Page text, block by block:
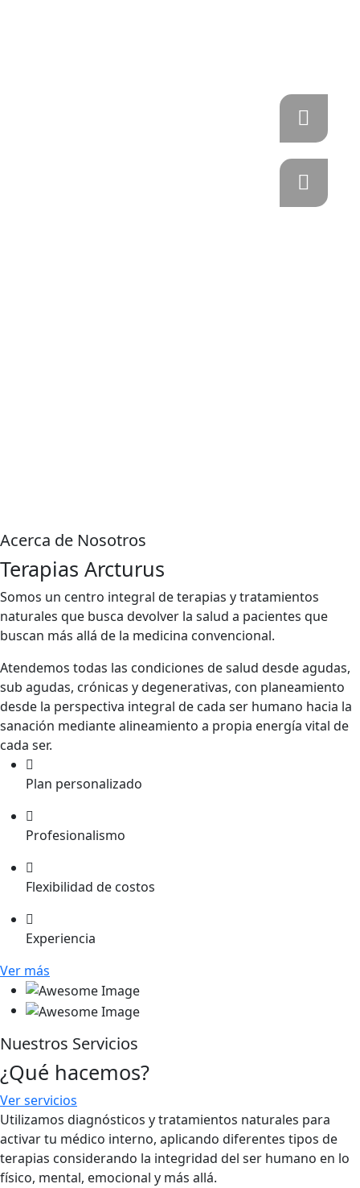
Acerca de Nosotros
Terapias Arcturus
Somos un centro integral de terapias y tratamientos
naturales que busca devolver la salud a pacientes que
buscan más allá de la medicina convencional.
Atendemos todas las condiciones de salud desde agudas,
sub agudas, crónicas y degenerativas, con planeamiento
desde la perspectiva integral de cada ser humano hacia la
sanación mediante alineamiento a propia energía vital de
cada ser.
Plan personalizado
Profesionalismo
Flexibilidad de costos
Experiencia
Ver más
Nuestros Servicios
¿Qué hacemos?
Ver servicios
Utilizamos diagnósticos y tratamientos naturales para
activar tu médico interno, aplicando diferentes tipos de
terapias considerando la integridad del ser humano en lo
físico, mental, emocional y más allá.